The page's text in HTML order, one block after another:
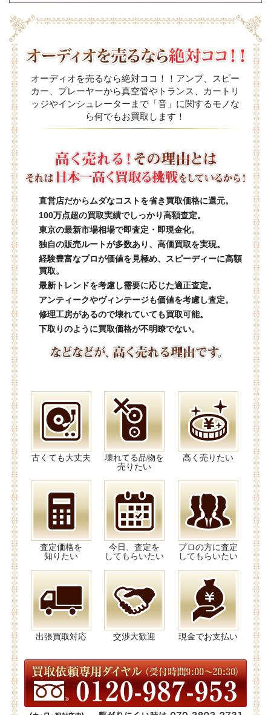
オーディオを売るなら絶対ココ！！アンプ、スピー
カー、プレーヤーから真空管やトランス、カートリ
ッジやインシュレーターまで「音」に関するモノな
ら何でもお買取します！
直営店だからムダなコストを省き買取価格に還元。
100万点超の買取実績でしっかり高額査定。
東京の最新市場相場で即査定・即現金化。
独自の販売ルートが多数あり、高価買取を実現。
経験豊富なプロが価値を見極め、スピーディーに高額
買取。
最新トレンドを考慮し需要に応じた適正査定。
アンティークやヴィンテージも価値を考慮し査定。
修理工房があるので壊れていても買取可能。
下取りのように買取価格が不明瞭でない。
古くても大丈夫
壊れてる品物を
売りたい
高く売りたい
査定価格を
知りたい
今日、査定を
してもらいたい
プロの方に査定
してもらいたい
出張買取対応 交渉大歓迎 現金でお支払い